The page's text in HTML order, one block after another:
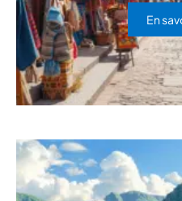
En